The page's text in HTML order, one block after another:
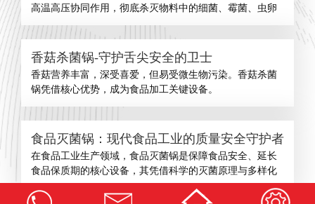
高温高压协同作用，彻底杀灭物料中的细菌、霉菌、虫卵
香菇杀菌锅-守护舌尖安全的卫士
​香菇营养丰富，深受喜爱，但易受微生物污染。香菇杀菌
锅凭借核心优势，成为食品加工关键设备。
食品灭菌锅：现代食品工业的质量安全守护者
在食品工业生产领域，食品灭菌锅是保障食品安全、延长
食品保质期的核心设备，其凭借科学的灭菌原理与多样化